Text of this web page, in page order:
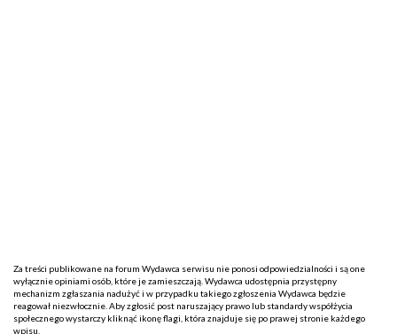
Za treści publikowane na forum Wydawca serwisu nie ponosi odpowiedzialności i są one
wyłącznie opiniami osób, które je zamieszczają. Wydawca udostępnia przystępny
mechanizm zgłaszania nadużyć i w przypadku takiego zgłoszenia Wydawca będzie
reagował niezwłocznie. Aby zgłosić post naruszający prawo lub standardy współżycia
społecznego wystarczy kliknąć ikonę flagi, która znajduje się po prawej stronie każdego
wpisu.